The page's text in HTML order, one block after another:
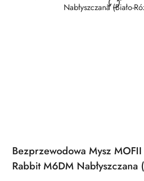
Bezprzewodowa Mysz
Rabbit M6DM Nabłyszczana